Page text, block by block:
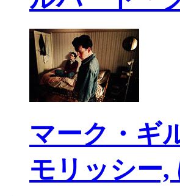
マーク・ギ
モリッシー,